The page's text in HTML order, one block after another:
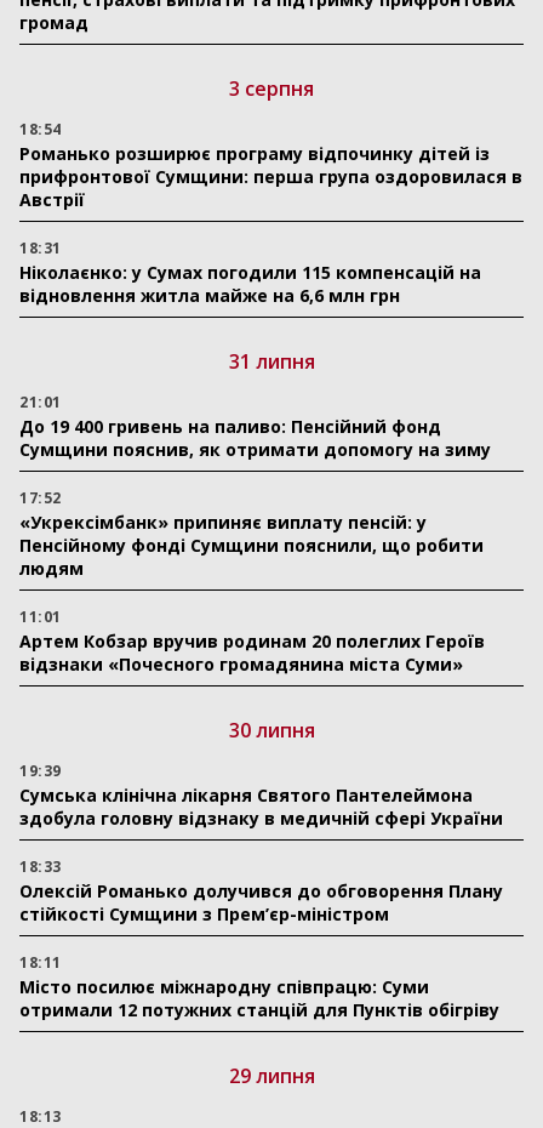
громад
3 серпня
18:54
Романько розширює програму відпочинку дітей із
прифронтової Сумщини: перша група оздоровилася в
Австрії
18:31
Ніколаєнко: у Сумах погодили 115 компенсацій на
відновлення житла майже на 6,6 млн грн
31 липня
21:01
До 19 400 гривень на паливо: Пенсійний фонд
Сумщини пояснив, як отримати допомогу на зиму
17:52
«Укрексімбанк» припиняє виплату пенсій: у
Пенсійному фонді Сумщини пояснили, що робити
людям
11:01
Артем Кобзар вручив родинам 20 полеглих Героїв
відзнаки «Почесного громадянина міста Суми»
30 липня
19:39
Сумська клінічна лікарня Святого Пантелеймона
здобула головну відзнаку в медичній сфері України
18:33
Олексій Романько долучився до обговорення Плану
стійкості Сумщини з Прем’єр-міністром
18:11
Місто посилює міжнародну співпрацю: Суми
отримали 12 потужних станцій для Пунктів обігріву
29 липня
18:13